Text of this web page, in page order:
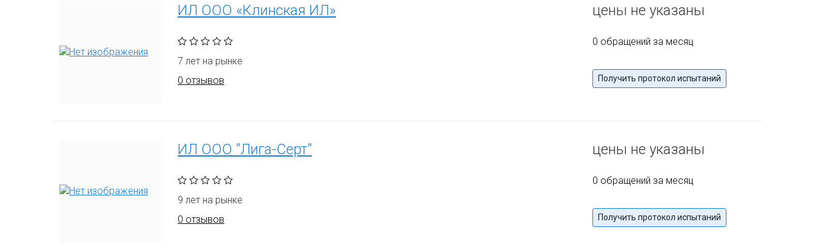
ИЛ ООО «Клинская ИЛ»
7 лет на рынке
0 отзывов
цены не указаны
0 обращений за месяц
Получить протокол испытаний
ИЛ ООО "Лига-Серт"
9 лет на рынке
0 отзывов
цены не указаны
0 обращений за месяц
Получить протокол испытаний